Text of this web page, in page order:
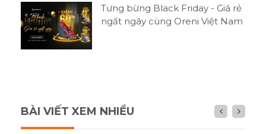
Tưng bừng Black Friday - Giá rẻ
ngất ngây cùng Oreni Việt Nam
BÀI VIẾT XEM NHIỀU